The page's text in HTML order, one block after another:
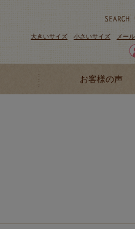
大きいサイズ 小さいサイズ メー
お客様の声